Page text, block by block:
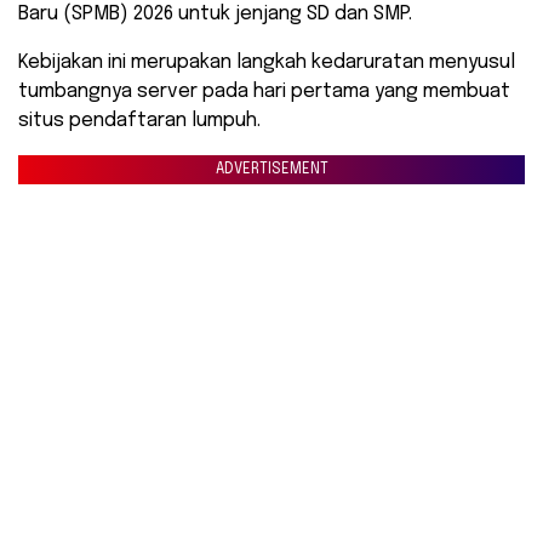
Baru (SPMB) 2026 untuk jenjang SD dan SMP.
Kebijakan ini merupakan langkah kedaruratan menyusul
tumbangnya server pada hari pertama yang membuat
situs pendaftaran lumpuh.
ADVERTISEMENT